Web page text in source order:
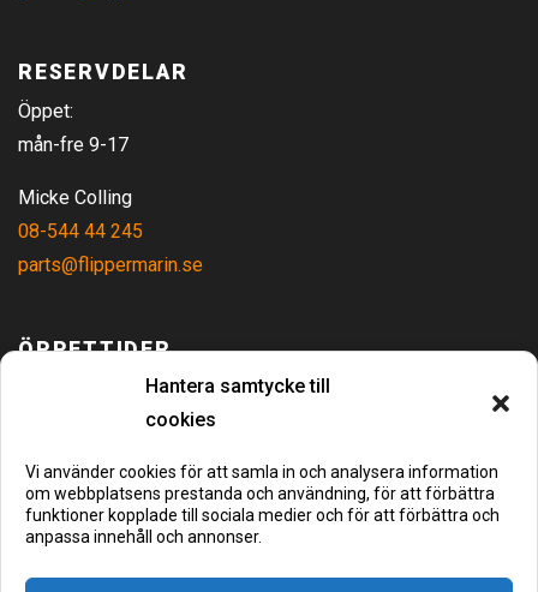
Hantera samtycke till
cookies
Vi använder cookies för att samla in och analysera information
om webbplatsens prestanda och användning, för att förbättra
funktioner kopplade till sociala medier och för att förbättra och
anpassa innehåll och annonser.
RESERVDELAR
Öppet:
mån-fre 9-17
Micke Colling
08-544 44 245
parts@flippermarin.se
ÖPPETTIDER
Måndag - Fredag
09:00 - 17:00
Lördag - Söndag
KONTAKTA OSS
Flipper Marin
Hamnvägen 8
Täby/Stockholm